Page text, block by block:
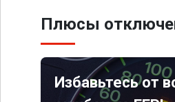
Плюсы
Избавьтесь от